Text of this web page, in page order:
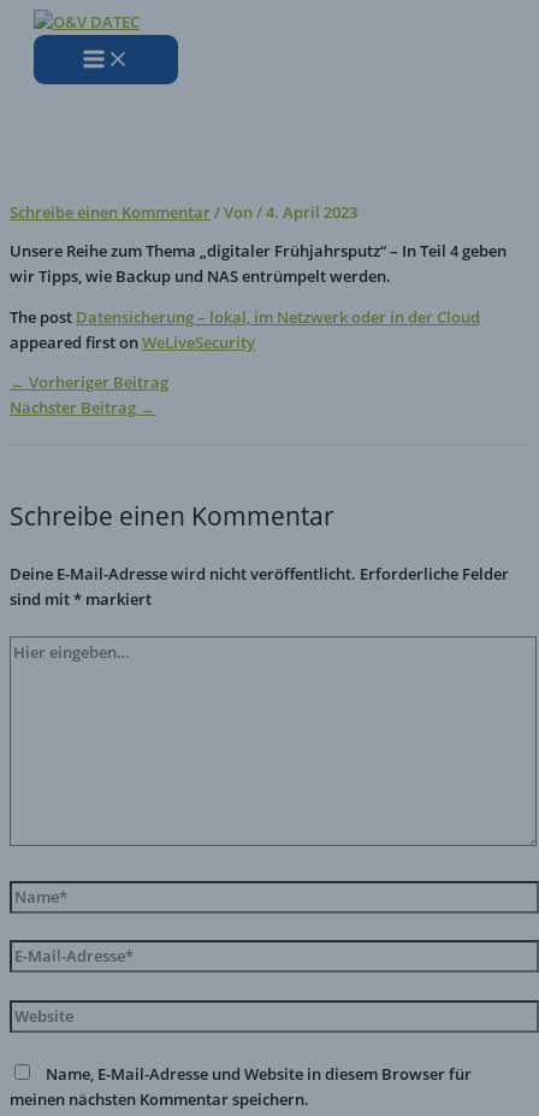
Zum
Inhalt
Schreibe einen Kommentar/ Von/4. April 2023
Unsere Reihe zum Thema „digitaler Frühjahrsputz“ – In Teil 4 geben
wir Tipps, wie Backup und NAS entrümpelt werden.
The post Datensicherung – lokal, im Netzwerk oder in der Cloud
appeared first onWeLiveSecurity
← Vorheriger Beitrag
Nächster Beitrag →
Schreibe einen Kommentar
Deine E-Mail-Adresse wird nicht veröffentlicht. Erforderliche Felder
sind mit* markiert
Hier
eingeben…
Name*
Mail-
Website
Name, E-Mail-Adresse und Website in diesem Browser für
meinen nächsten Kommentar speichern.